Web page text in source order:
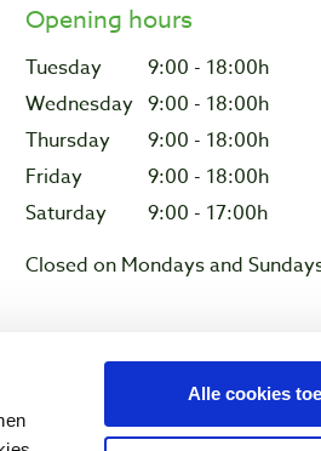
Alle cookies
Opening hours
Tuesday
9:00 - 18:00h
Wednesday 9:00 - 18:00h
Thursday
9:00 - 18:00h
Friday
9:00 - 18:00h
Saturday
9:00 - 17:00h
Closed on Mondays and